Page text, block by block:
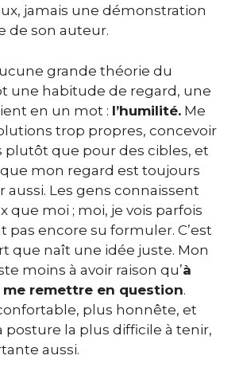
jamais une démonstration
de son auteur.
grande théorie du
une habitude de regard, une
en un mot : l’humilité. Me
trop propres, concevoir
plutôt que pour des cibles, et
mon regard est toujours
aussi. Les gens connaissent
que moi ; moi, je vois parfois
pas encore su formuler. C’est
que naît une idée juste. Mon
moins à avoir raison qu’à
remettre en question.
plus honnête, et
posture la plus difficile à tenir,
aussi.